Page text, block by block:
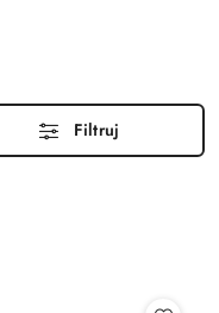
Filtruj